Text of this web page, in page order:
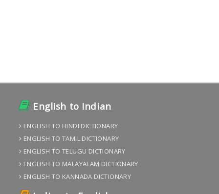
English to Indian
ENGLISH TO HINDI DICTIONARY
ENGLISH TO TAMIL DICTIONARY
ENGLISH TO TELUGU DICTIONARY
ENGLISH TO MALAYALAM DICTIONARY
ENGLISH TO KANNADA DICTIONARY